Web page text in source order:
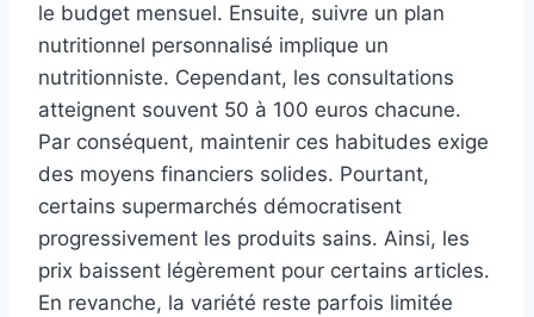
le budget mensuel. Ensuite, suivre un plan
nutritionnel personnalisé implique un
nutritionniste. Cependant, les consultations
atteignent souvent 50 à 100 euros chacune.
Par conséquent, maintenir ces habitudes exige
des moyens financiers solides. Pourtant,
certains supermarchés démocratisent
progressivement les produits sains. Ainsi, les
prix baissent légèrement pour certains articles.
En revanche, la variété reste parfois limitée